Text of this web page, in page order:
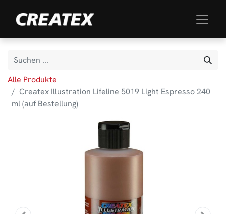
Alle Produkte
Createx Illustration Lifeline 5019 Light Espresso 240
ml (auf Bestellung)